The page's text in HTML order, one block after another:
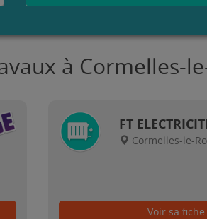
à Cormelles-
FT
Cormelles-le-
Voir sa fiche